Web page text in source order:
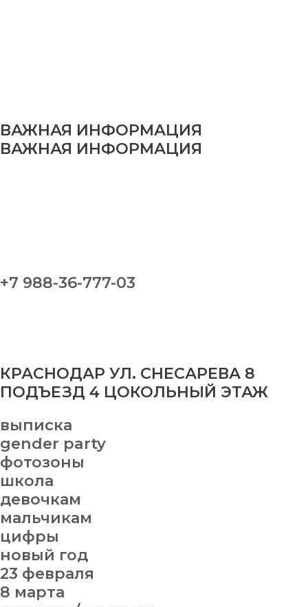
ВАЖНАЯ ИНФОРМАЦИЯ
ВАЖНАЯ ИНФОРМАЦИЯ
+7 988-36-777-03
КРАСНОДАР УЛ. СНЕСАРЕВА 8
ПОДЪЕЗД 4 ЦОКОЛЬНЫЙ ЭТАЖ
выписка
gender party
фотозоны
школа
девочкам
мальчикам
цифры
новый год
23 февраля
8 марта